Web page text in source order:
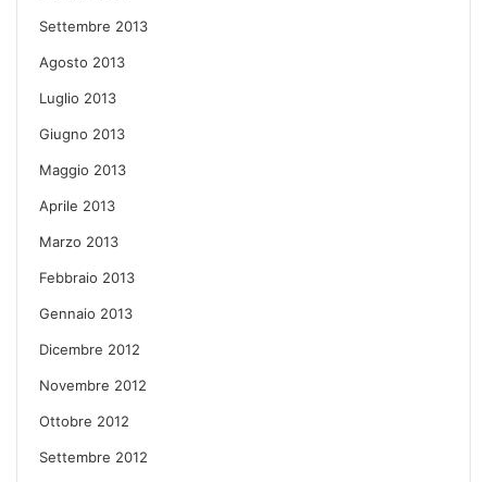
Settembre 2013
Agosto 2013
Luglio 2013
Giugno 2013
Maggio 2013
Aprile 2013
Marzo 2013
Febbraio 2013
Gennaio 2013
Dicembre 2012
Novembre 2012
Ottobre 2012
Settembre 2012